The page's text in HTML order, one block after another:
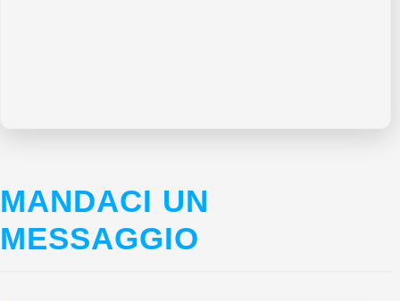
MANDACI UN
MESSAGGIO